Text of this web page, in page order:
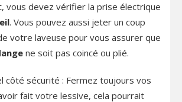
vous devez vérifier la prise électrique
. Vous pouvez aussi jeter un coup
votre laveuse pour vous assurer que
ne soit pas coincé ou plié.
côté sécurité : Fermez toujours vos
fait votre lessive, cela pourrait